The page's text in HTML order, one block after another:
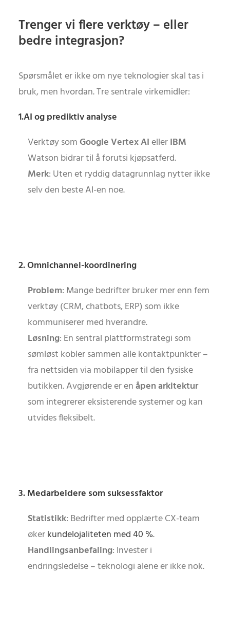
Trenger vi flere verktøy – eller
bedre integrasjon?
Spørsmålet er ikke om nye teknologier skal tas i
bruk, men hvordan. Tre sentrale virkemidler:
1.AI og prediktiv analyse
Verktøy somGoogle Vertex AIellerIBM
Watson bidrar til å forutsi kjøpsatferd.
Merk: Uten et ryddig datagrunnlag nytter ikke
selv den beste AI-en noe.
2. Omnichannel-koordinering
Problem: Mange bedrifter bruker mer enn fem
verktøy (CRM, chatbots, ERP) som ikke
kommuniserer med hverandre.
Løsning: En sentral plattformstrategi som
sømløst kobler sammen alle kontaktpunkter –
fra nettsiden via mobilapper til den fysiske
butikken. Avgjørende er enåpen arkitektur
som integrerer eksisterende systemer og kan
utvides fleksibelt.
3. Medarbeidere som suksessfaktor
Statistikk: Bedrifter med opplærte CX-team
økerkundelojaliteten med 40 %.
Handlingsanbefaling: Invester i
endringsledelse – teknologi alene er ikke nok.